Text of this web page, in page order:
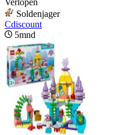
Verlopen
Soldenjager
Cdiscount
5mnd